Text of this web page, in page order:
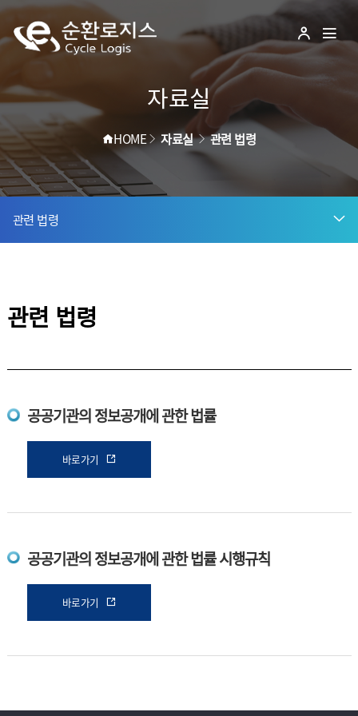
이
환
로
지
스
CycleLogis
리
자
로
체
열
자료실
HOME >자료실 >관련 법령
관련 법령
관련 법령
공공기관의 정보공개에 관한 법률
바로가기
공공기관의 정보공개에 관한 법률 시행규칙
바로가기